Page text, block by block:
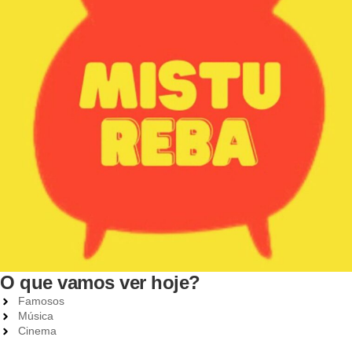
O que vamos ver hoje?
Famosos
Música
Cinema